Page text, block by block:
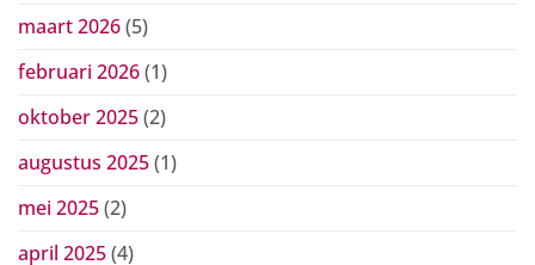
maart 2026(5)
februari 2026(1)
oktober 2025(2)
augustus 2025(1)
mei 2025(2)
april 2025(4)